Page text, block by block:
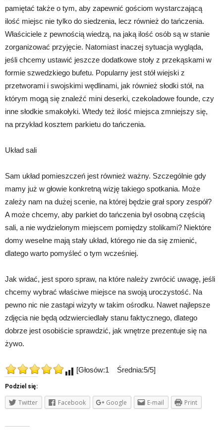
pamiętać także o tym, aby zapewnić gościom wystarczającą
ilość miejsc nie tylko do siedzenia, lecz również do tańczenia.
Właściciele z pewnością wiedzą, na jaką ilość osób są w stanie
zorganizować przyjęcie. Natomiast inaczej sytuacja wygląda,
jeśli chcemy ustawić jeszcze dodatkowe stoły z przekąskami w
formie szwedzkiego bufetu. Popularny jest stół wiejski z
przetworami i swojskimi wędlinami, jak również słodki stół, na
którym mogą się znaleźć mini deserki, czekoladowe founde, czy
inne słodkie smakołyki. Wtedy też ilość miejsca zmniejszy się,
na przykład kosztem parkietu do tańczenia.
Układ sali
Sam układ pomieszczeń jest również ważny. Szczególnie gdy
mamy już w głowie konkretną wizję takiego spotkania. Może
zależy nam na dużej scenie, na której będzie grał spory zespół?
A może chcemy, aby parkiet do tańczenia był osobną częścią
sali, a nie wydzielonym miejscem pomiędzy stolikami? Niektóre
domy weselne mają stały układ, którego nie da się zmienić,
dlatego warto pomyśleć o tym wcześniej.
Jak widać, jest sporo spraw, na które należy zwrócić uwagę, jeśli
chcemy wybrać właściwe miejsce na swoją uroczystość. Na
pewno nic nie zastąpi wizyty w takim ośrodku. Nawet najlepsze
zdjęcia nie będą odzwierciedlały stanu faktycznego, dlatego
dobrze jest osobiście sprawdzić, jak wnętrze prezentuje się na
żywo.
[Głosów:1 Średnia:5/5]
Podziel się:
Twitter Facebook Google E-mail Print